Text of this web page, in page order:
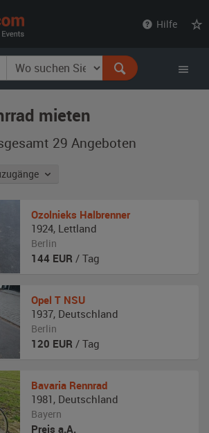
Hilfe
mieten
29 Angeboten
nach: Neuzugänge
Ozolnieks Halbrenner
1924, Lettland
Berlin
144 EUR / Tag
Opel T NSU
1937, Deutschland
Berlin
120 EUR / Tag
Bavaria Rennrad
1981 , Deutschland
Bayern
Preis a.A.